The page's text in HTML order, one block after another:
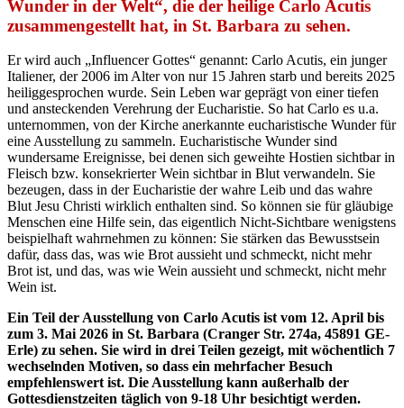
Wunder in der Welt“, die der heilige Carlo Acutis
zusammengestellt hat, in St. Barbara zu sehen.
Er wird auch „Influencer Gottes“ genannt: Carlo Acutis, ein junger
Italiener, der 2006 im Alter von nur 15 Jahren starb und bereits 2025
heiliggesprochen wurde. Sein Leben war geprägt von einer tiefen
und ansteckenden Verehrung der Eucharistie. So hat Carlo es u.a.
unternommen, von der Kirche anerkannte eucharistische Wunder für
eine Ausstellung zu sammeln. Eucharistische Wunder sind
wundersame Ereignisse, bei denen sich geweihte Hostien sichtbar in
Fleisch bzw. konsekrierter Wein sichtbar in Blut verwandeln. Sie
bezeugen, dass in der Eucharistie der wahre Leib und das wahre
Blut Jesu Christi wirklich enthalten sind. So können sie für gläubige
Menschen eine Hilfe sein, das eigentlich Nicht-Sichtbare wenigstens
beispielhaft wahrnehmen zu können: Sie stärken das Bewusstsein
dafür, dass das, was wie Brot aussieht und schmeckt, nicht mehr
Brot ist, und das, was wie Wein aussieht und schmeckt, nicht mehr
Wein ist.
Ein Teil der Ausstellung von Carlo Acutis ist vom 12. April bis
zum 3. Mai 2026 in St. Barbara (Cranger Str. 274a, 45891 GE-
Erle) zu sehen. Sie wird in drei Teilen gezeigt, mit wöchentlich 7
wechselnden Motiven, so dass ein mehrfacher Besuch
empfehlenswert ist. Die Ausstellung kann außerhalb der
Gottesdienstzeiten täglich von 9-18 Uhr besichtigt werden.